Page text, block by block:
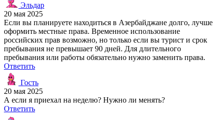
Эльдар
20 мая 2025
Если вы планируете находиться в Азербайджане долго, лучше
оформить местные права. Временное использование
российских прав возможно, но только если вы турист и срок
пребывания не превышает 90 дней. Для длительного
пребывания или работы обязательно нужно заменить права.
Ответить
Гость
20 мая 2025
А если я приехал на неделю? Нужно ли менять?
Ответить